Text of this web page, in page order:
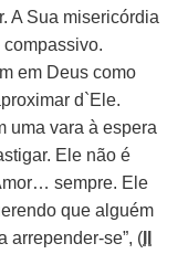
A Sua misericórdia
em Deus como
d`Ele.
uma vara à espera
Ele não é
sempre. Ele
que alguém
arrepender-se”, (